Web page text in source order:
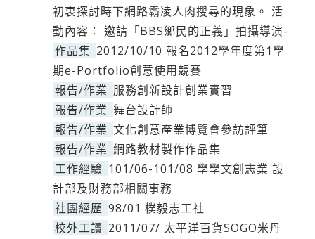
初衷探討時下網路霸凌人肉搜尋的現象。 活
動內容： 邀請「BBS鄉民的正義」拍攝導演-
作品集 2012/10/10 報名2012學年度第1學
期e-Portfolio創意使用競賽
報告/作業 服務創新設計創業實習
報告/作業 舞台設計師
報告/作業 文化創意產業博覽會參訪評筆
報告/作業 網路教材製作作品集
工作經驗 101/06-101/08 學學文創志業 設
計部及財務部相關事務
社團經歷 98/01 樸毅志工社
校外工讀 2011/07/ 太平洋百貨SOGO米丹